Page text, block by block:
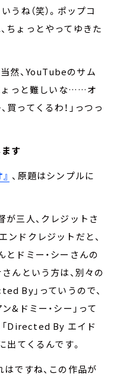
うね（笑）。ポップコ
ちょっとやってゆきた
然、YouTubeのサム
ょっと難しいな……オ
ってくるわ！」っつっ
す
、原題はシンプルに
が三人、クレジットさ
ドクレジットだと、
とドミー・シーさんの
んという方は、別々の
By」っていうので、
&ドミー・シー」って
「Directed By エイド
出てくるんです。
はですね、この作品が